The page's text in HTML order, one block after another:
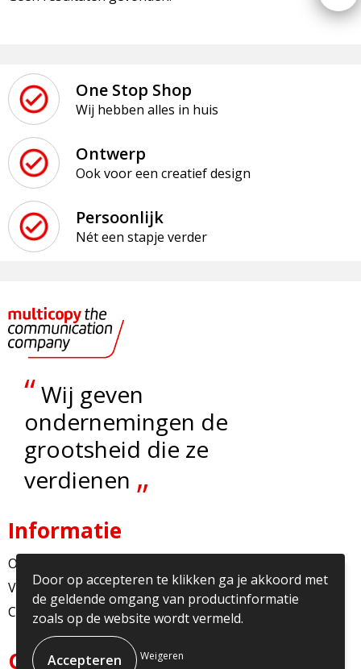
One Stop Shop
Wij hebben alles in huis
Ontwerp
Ook voor een creatief design
Persoonlijk
Nét een stapje verder
“Wij geven
ondernemingen de
grootsheid die ze
verdienen „
Informatie
Over ons
Veelgestelde vragen
Contact
Contact
Door op accepteren te klikken ga je akkoord met
de geldende omgang van productinformatie
zoals op de website wordt vermeld.
Weigeren